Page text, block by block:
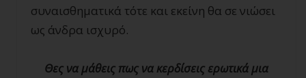
συναισθηματικά τότε και εκείνη θα σε νιώσει
ως άνδρα ισχυρό.
Θες να μάθεις πως να κερδίσεις ερωτικά μια